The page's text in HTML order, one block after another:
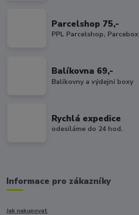
Parcelshop 75,-
PPL Parcelshop, Parcebox
Balíkovna 69,-
Balíkovny a výdejní boxy
Rychlá expedice
odesíláme do 24 hod.
Informace pro zákazníky
Jak nakupovat